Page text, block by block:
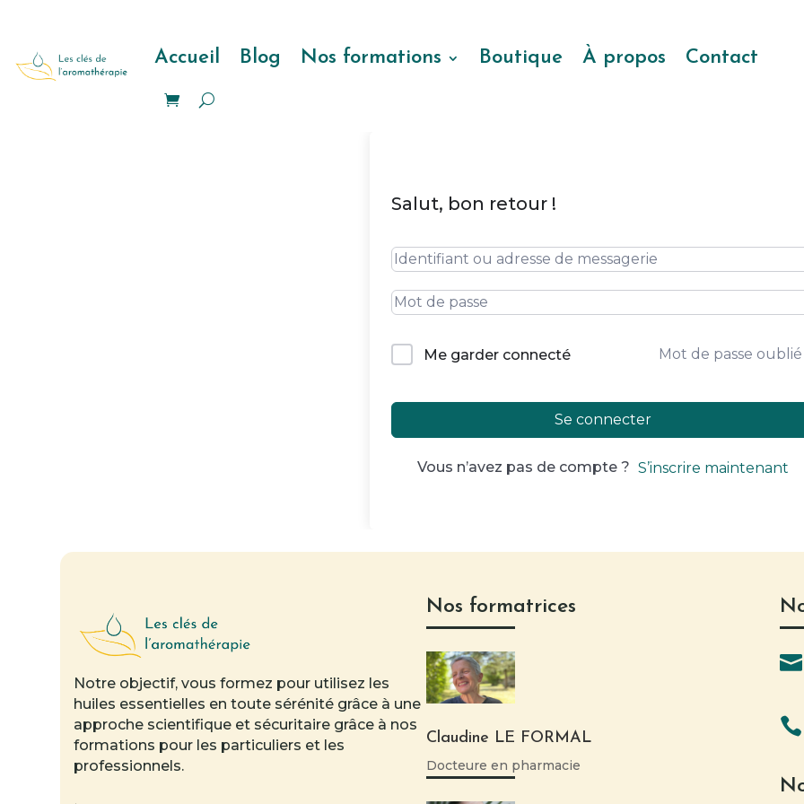
Accueil Blog Nos formations Boutique À propos Contact
Salut, bon retour !
Me garder connecté Mot de passe oublié
Se connecter
Vous n’avez pas de compte ? S’inscrire maintenant
Notre objectif, vous formez pour utilisez les
huiles essentielles en toute sérénité grâce à une
approche scientifique et sécuritaire grâce à nos
formations pour les particuliers et les
professionnels.
Nos formatrices
Claudine LE FORMAL
Docteure en pharmacie

